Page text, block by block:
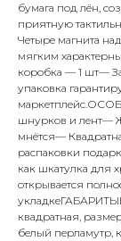
бумага под лён,
приятную
Четыре магнита
мягким
коробка — 1 шт—
упаковка
шнурков и лент—
мнётся—
распаковки
как шкатулка
открывается
квадратная,
белый перламутр,